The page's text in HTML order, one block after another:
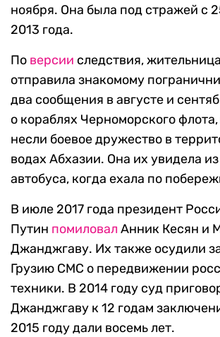
ноября. Она была под стражей с
2013 года.
По версии следствия,
отправила знакомому
два сообщения в августе и
о кораблях Черноморского
несли боевое дружество в
водах Абхазии. Она их увидела
автобуса, когда ехала по
В июле 2017 года президент
Путин помиловал Анник Кесян и
Джанджгаву. Их также осудили
Грузию СМС о передвижении
техники. В 2014 году суд
Джанджгаву к 12 годам
2015 году дали восемь лет.